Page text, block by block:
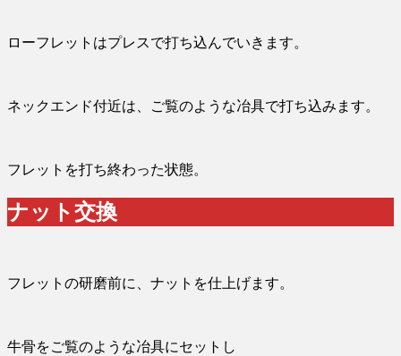
ローフレットはプレスで打ち込んでいきます。
ネックエンド付近は、ご覧のような冶具で打ち込みます。
フレットを打ち終わった状態。
ナット交換
フレットの研磨前に、ナットを仕上げます。
牛骨をご覧のような冶具にセットし